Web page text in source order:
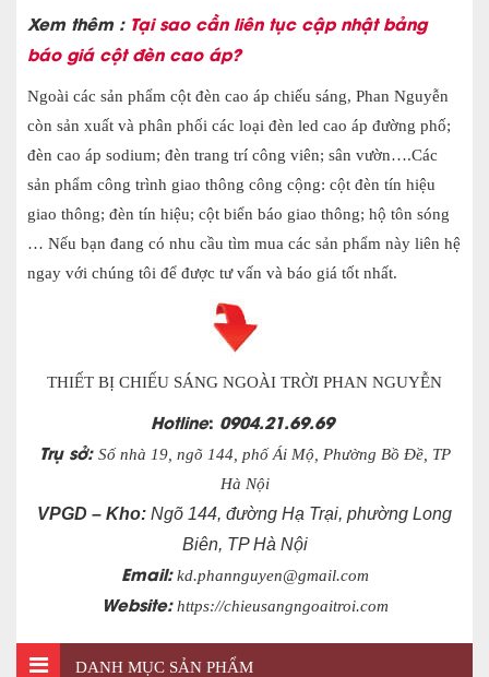
Xem thêm : Tại sao cần liên tục cập nhật bảng
báo giá cột đèn cao áp?
Ngoài các sản phẩm cột đèn cao áp chiếu sáng, Phan Nguyễn
còn sản xuất và phân phối các loại đèn led cao áp đường phố;
đèn cao áp sodium; đèn trang trí công viên; sân vườn….Các
sản phẩm công trình giao thông công cộng: cột đèn tín hiệu
giao thông; đèn tín hiệu; cột biển báo giao thông; hộ tôn sóng
… Nếu bạn đang có nhu cầu tìm mua các sản phẩm này liên hệ
ngay với chúng tôi để được tư vấn và báo giá tốt nhất.
THIẾT BỊ CHIẾU SÁNG NGOÀI TRỜI PHAN NGUYỄN
Hotline: 0904.21.69.69
Trụ sở: Số nhà 19, ngõ 144, phố Ái Mộ, Phường Bồ Đề, TP
Hà Nội
VPGD – Kho: Ngõ 144, đường Hạ Trại, phường Long
Biên, TP Hà Nội
Email:kd.phannguyen@gmail.com
Website:https://chieusangngoaitroi.com
DANH MỤC SẢN PHẨM